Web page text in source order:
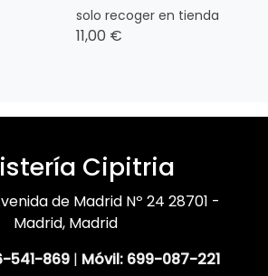
solo recoger en tienda
11,00 €
Cipitria
de Madrid Nº 24 28701 -
Madrid, Madrid
541-869| Móvil: 699-087-221